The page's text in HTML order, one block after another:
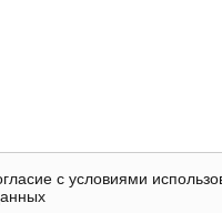
с условиями